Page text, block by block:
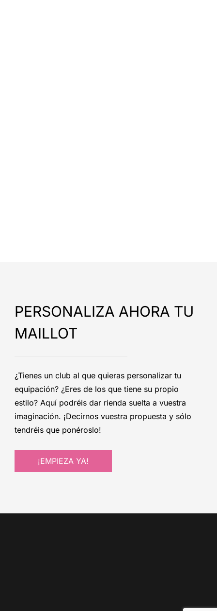
PERSONALIZA AHORA TU
MAILLOT
¿Tienes un club al que quieras personalizar tu
equipación? ¿Eres de los que tiene su propio
estilo? Aquí podréis dar rienda suelta a vuestra
imaginación. ¡Decirnos vuestra propuesta y sólo
tendréis que ponéroslo!
¡EMPIEZA YA!